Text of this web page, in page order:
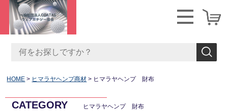
HOME ヒマラヤヘンプ商材 ヒマラヤヘンプ 財布
CATEGORY ヒマラヤヘンプ 財布